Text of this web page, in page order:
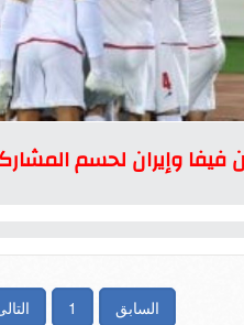
فيفا وإيران لحسم
السابق 1